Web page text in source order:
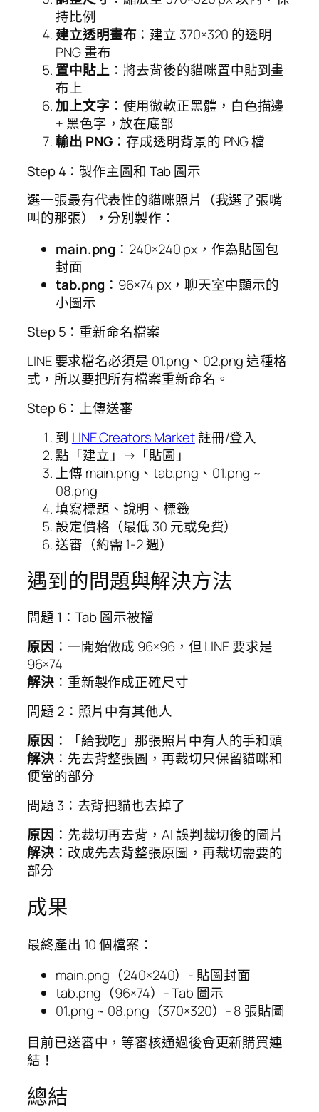
持比例
建立透明畫布：建立 370×320 的透明
PNG 畫布
置中貼上：將去背後的貓咪置中貼到畫
布上
加上文字 ：使用微軟正黑體，白色描邊
+ 黑色字，放在底部
輸出 PNG ：存成透明背景的 PNG 檔
Step 4：製作主圖和 Tab 圖示
選一張最有代表性的貓咪照片（我選了張嘴
叫的那張），分別製作：
main.png ：240×240 px，作為貼圖包
封面
tab.png ：96×74 px，聊天室中顯示的
小圖示
Step 5：重新命名檔案
LINE 要求檔名必須是 01.png、02.png 這種格
式，所以要把所有檔案重新命名。
Step 6：上傳送審
到 LINE Creators Market註冊/登入
點「建立」→「貼圖」
上傳 main.png、tab.png、01.png ~
08.png
填寫標題、說明、標籤
設定價格（最低 30 元或免費）
送審（約需 1-2 週）
遇到的問題與解決方法
問題 1：Tab 圖示被擋
原因 ：一開始做成 96×96，但 LINE 要求是
96×74
解決：重新製作成正確尺寸
問題 2：照片中有其他人
原因 ：「給我吃」那張照片中有人的手和頭
解決：先去背整張圖，再裁切只保留貓咪和
便當的部分
問題 3：去背把貓也去掉了
原因 ：先裁切再去背，AI 誤判裁切後的圖片
解決：改成先去背整張原圖，再裁切需要的
部分
成果
最終產出 10 個檔案：
main.png（240×240）- 貼圖封面
tab.png（96×74）- Tab 圖示
01.png ~ 08.png（370×320）- 8 張貼圖
目前已送審中，等審核通過後會更新購買連
結！
總結